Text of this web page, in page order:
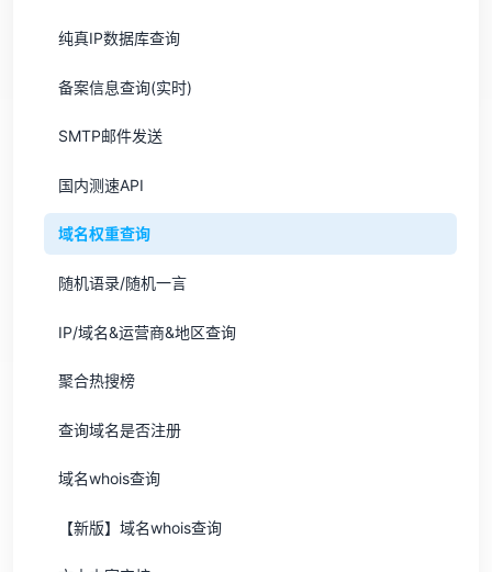
纯真IP数据库查询
备案信息查询(实时)
SMTP邮件发送
国内测速API
域名权重查询
随机语录/随机一言
IP/域名&运营商&地区查询
聚合热搜榜
查询域名是否注册
域名whois查询
【新版】域名whois查询